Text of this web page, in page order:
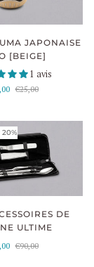
JAPONAISE
[BEIGE]
1 avis
€25,00
20%
DE
ULTIME
€90,00